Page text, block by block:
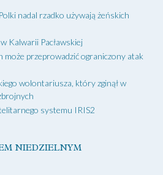
nadal rzadko używają żeńskich
Kalwarii Pacławskiej
może przeprowadzić ograniczony atak
wolontariusza, który zginął w
systemu IRIS2
NIEDZIELNYM